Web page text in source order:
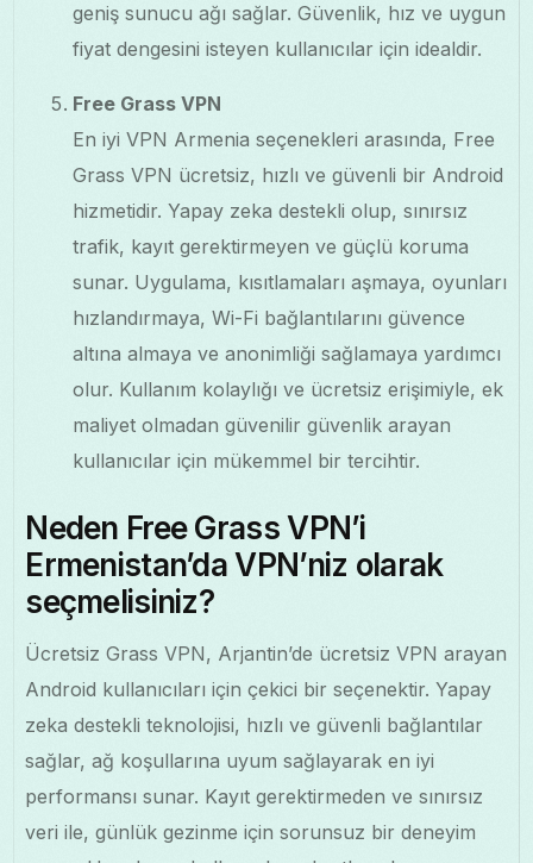
geniş sunucu ağı sağlar. Güvenlik, hız ve uygun
fiyat dengesini isteyen kullanıcılar için idealdir.
Free Grass VPN
En iyi VPN Armenia seçenekleri arasında, Free
Grass VPN ücretsiz, hızlı ve güvenli bir Android
hizmetidir. Yapay zeka destekli olup, sınırsız
trafik, kayıt gerektirmeyen ve güçlü koruma
sunar. Uygulama, kısıtlamaları aşmaya, oyunları
hızlandırmaya, Wi-Fi bağlantılarını güvence
altına almaya ve anonimliği sağlamaya yardımcı
olur. Kullanım kolaylığı ve ücretsiz erişimiyle, ek
maliyet olmadan güvenilir güvenlik arayan
kullanıcılar için mükemmel bir tercihtir.
Neden Free Grass VPN’i
Ermenistan’da VPN’niz olarak
seçmelisiniz?
Ücretsiz Grass VPN, Arjantin’de ücretsiz VPN arayan
Android kullanıcıları için çekici bir seçenektir. Yapay
zeka destekli teknolojisi, hızlı ve güvenli bağlantılar
sağlar, ağ koşullarına uyum sağlayarak en iyi
performansı sunar. Kayıt gerektirmeden ve sınırsız
veri ile, günlük gezinme için sorunsuz bir deneyim